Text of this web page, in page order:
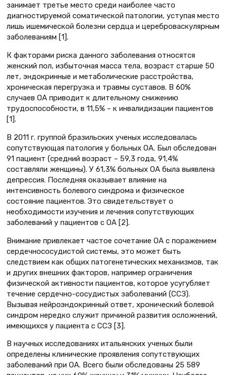
занимает третье место среди наиболее часто
диагностируемой соматической патологии, уступая место
лишь ишемической болезни сердца и цереброваскулярным
заболеваниям [1].
К факторами риска данного заболевания относятся
женский пол, избыточная масса тела, возраст старше 50
лет, эндокринные и метаболические расстройства,
хроническая перегрузка и травмы суставов. В 60%
случаев ОА приводит к длительному снижению
трудоспособности, в 11,5% – к инвалидизации пациентов
[1].
В 2011 г. группой бразильских ученых исследовалась
сопутствующая патология у больных ОА. Был обследован
91 пациент (средний возраст – 59,3 года, 91,4%
составляли женщины). У 61,3% больных ОА была выявлена
депрессия. Последняя оказывает влияние на
интенсивность болевого синдрома и физическое
состояние пациентов. Это свидетельствует о
необходимости изучения и лечения сопутствующих
заболеваний у пациентов с ОА [2].
Внимание привлекает частое сочетание ОА с поражением
сердечнососудистой системы, это может быть
следствием как общих патогенетических механизмов, так
и других внешних факторов, например ограничения
физической активности пациентов, которое усугубляет
течение сердечно-сосудистых заболеваний (ССЗ).
Вызывая нейроэндокринный ответ, хронический болевой
синдром нередко служит причиной развития осложнений,
имеющихся у пациента с ССЗ [3].
В научных исследованиях итальянских ученых были
определены клинические проявления сопутствующих
заболеваний при ОА. Всего были обследованы 25 589